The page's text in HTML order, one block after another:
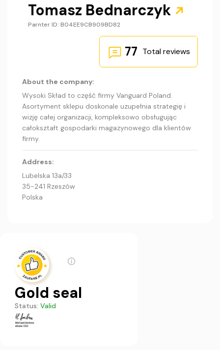
Tomasz Bednarczyk​
Parnter ID: B04EE9CB909BD82
77 Total reviews
About the company:
Wysoki Skład to część firmy Vanguard Poland.
Asortyment sklepu doskonale uzupełnia strategię i
wizję całej organizacji, kompleksowo obsługując
całokształt gospodarki magazynowego dla klientów
firmy.
Address:
Lubelska 13a/33
35-241 Rzeszów
Polska
Gold seal
Status: Valid